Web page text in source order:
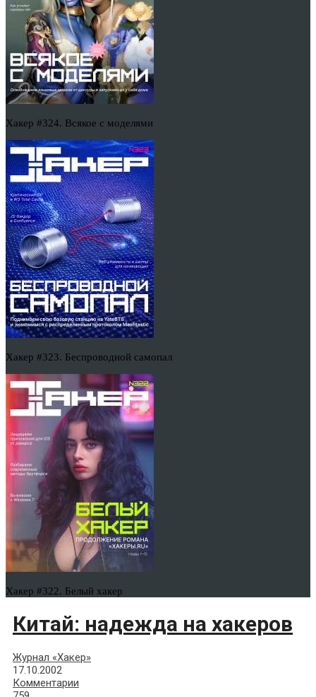
Хакер #324. Всякое с моделями
Хакер #323. Беспроводной самопал
Хакер #322. Белый хакер
Китай: надежда на хакеров
Журнал «Хакер»
17.10.2002
Комментарии